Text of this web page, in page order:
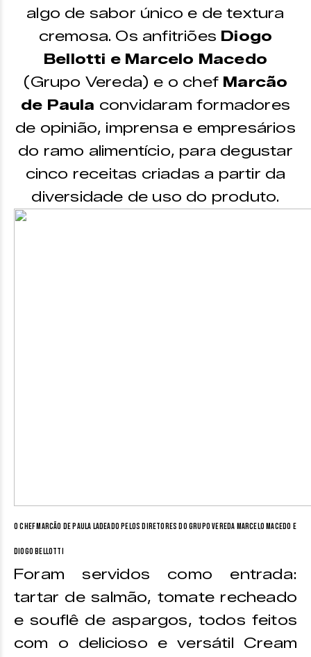
algo de sabor único e de textura
cremosa. Os anfitriões Diogo
Bellotti e Marcelo Macedo
(Grupo Vereda) e o chef Marcão
de Paula convidaram formadores
de opinião, imprensa e empresários
do ramo alimentício, para degustar
cinco receitas criadas a partir da
diversidade de uso do produto.
O chef Marcão de Paula ladeado pelos diretores do Grupo Vereda Marcelo Macedo e
Diogo Bellotti
Foram servidos como entrada:
tartar de salmão, tomate recheado
e souflê de aspargos, todos feitos
com o delicioso e versátil Cream